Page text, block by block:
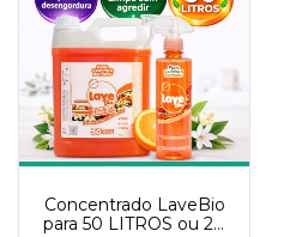
Concentrado LaveBio
para 50 LITROS ou 20